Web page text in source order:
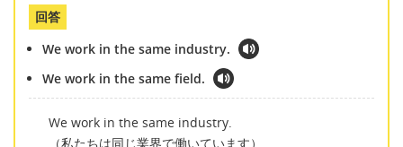
回答
We work in the same industry.
We work in the same field.
We work in the same industry.
（私たちは同じ業界で働いています）